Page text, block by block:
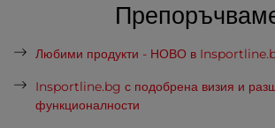
Любими продукти - НОВО в
Insportline.bg с подобрена визия и
функционалности